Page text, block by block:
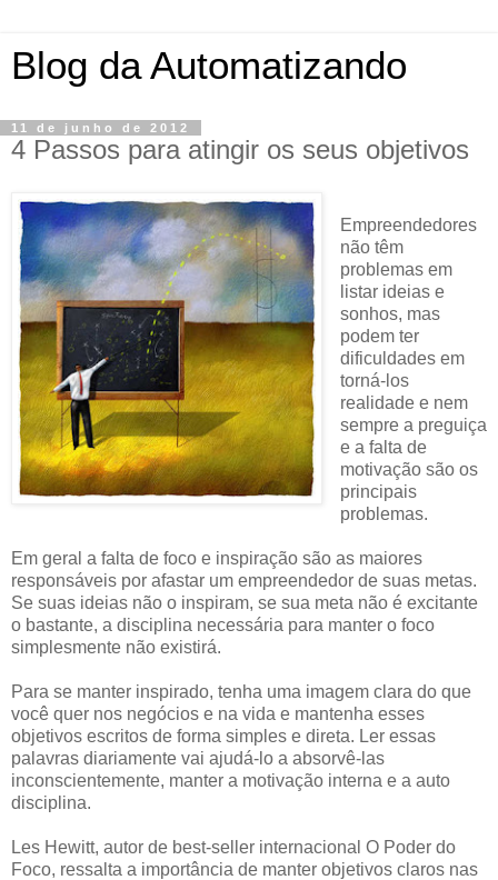
Blog da Automatizando
11 de junho de 2012
4 Passos para atingir os seus objetivos
Empreendedores
não têm
problemas em
listar ideias e
sonhos, mas
podem ter
dificuldades em
torná-los
realidade e nem
sempre a preguiça
e a falta de
motivação são os
principais
problemas.
Em geral a falta de foco e inspiração são as maiores
responsáveis por afastar um empreendedor de suas metas.
Se suas ideias não o inspiram, se sua meta não é excitante
o bastante, a disciplina necessária para manter o foco
simplesmente não existirá.
Para se manter inspirado, tenha uma imagem clara do que
você quer nos negócios e na vida e mantenha esses
objetivos escritos de forma simples e direta. Ler essas
palavras diariamente vai ajudá-lo a absorvê-las
inconscientemente, manter a motivação interna e a auto
disciplina.
Les Hewitt, autor de best-seller internacional O Poder do
Foco, ressalta a importância de manter objetivos claros nas